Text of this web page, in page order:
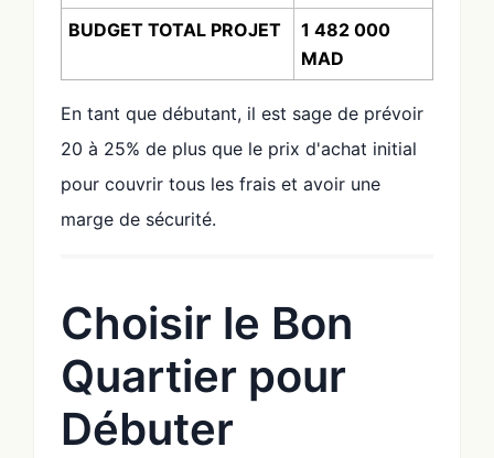
BUDGET TOTAL PROJET
1 482 000
MAD
En tant que débutant, il est sage de prévoir
20 à 25% de plus que le prix d'achat initial
pour couvrir tous les frais et avoir une
marge de sécurité.
Choisir le Bon
Quartier pour
Débuter